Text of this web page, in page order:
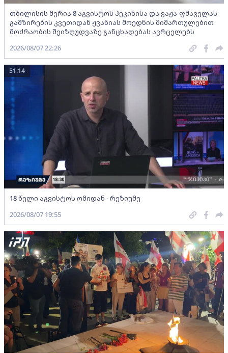
თბილისის მერია 8 აგვისტოს პეკინისა და ვაჟა-ფშაველას
გამზირების კვეთიდან ჟვანიას მოედნის მიმართულებით
მოძრაობის შეიზღუდვაზე განცხადებას ავრცელებს
2026/08/07 22:26
18 წელი აგვისტოს ომიდან - რეზიუმე
51:14
2026/08/07 19:55